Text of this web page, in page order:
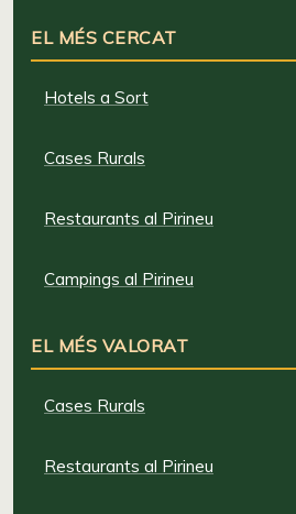
EL MÉS CERCAT
Hotels a Sort
Cases Rurals
Restaurants al Pirineu
Campings al Pirineu
EL MÉS VALORAT
Cases Rurals
Restaurants al Pirineu